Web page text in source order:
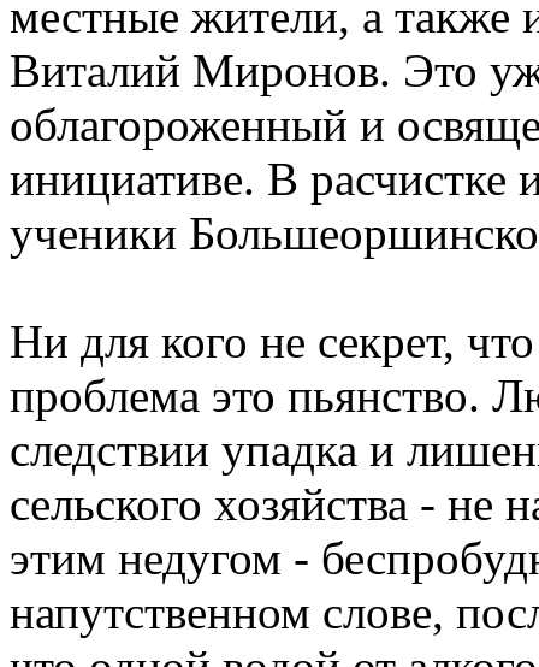
местные жители, а также
Виталий Миронов. Это
облагороженный и
инициативе. В расчистке
ученики
Ни для кого не секрет,
проблема это пьянство.
следствии упадка и
сельского хозяйства - не
этим недугом -
напутственном слове,